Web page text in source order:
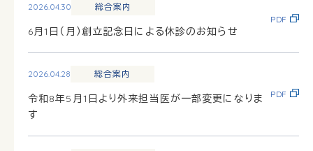
2026.04.30 総合案内
6月1日（月）創立記念日による休診のお知らせ
PDF
2026.04.28 総合案内
令和8年5月1日より外来担当医が一部変更になりま
す
PDF